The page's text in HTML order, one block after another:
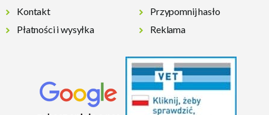
Kontakt
Płatności i wysyłka
Przypomnij hasło
Reklama